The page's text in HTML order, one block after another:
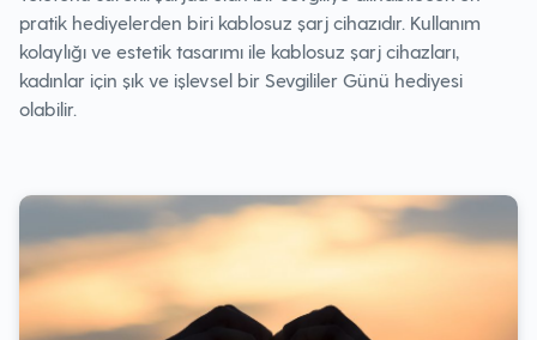
pratik hediyelerden biri kablosuz şarj cihazıdır. Kullanım
kolaylığı ve estetik tasarımı ile kablosuz şarj cihazları,
kadınlar için şık ve işlevsel bir Sevgililer Günü hediyesi
olabilir.